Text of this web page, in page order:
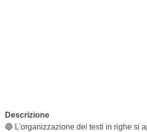
Descrizione
🔵 L'organizzazione dei testi in righe si